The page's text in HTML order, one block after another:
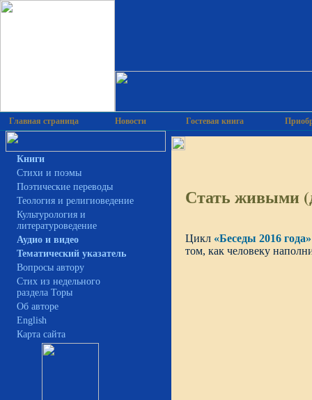
Главная страница Новости Гостевая книга
Книги
Cтихи и поэмы
Поэтические переводы
Теология и религиоведение
Культурология и
литературоведение
Аудио и видео
Тематический указатель
Вопросы автору
Стих из недельного
раздела Торы
Об авторе
English
Карта сайта
Стать живыми
Цикл «Беседы 2016 года»
том, как человеку